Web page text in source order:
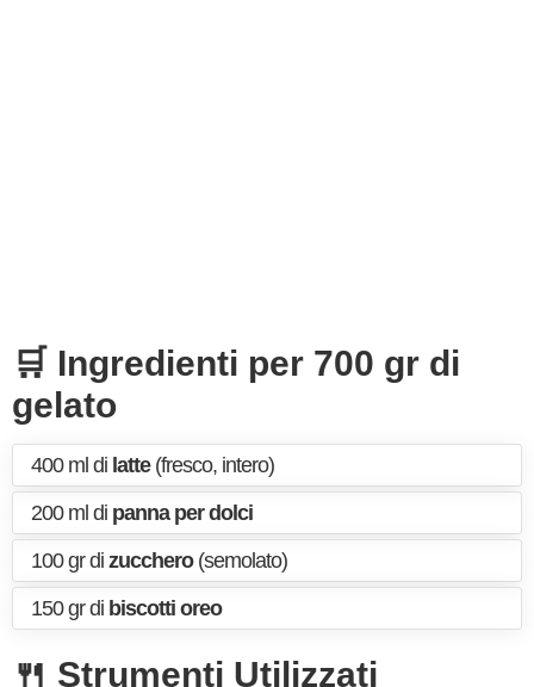
🛒 Ingredienti per 700 gr di
gelato
400 ml di latte(fresco, intero)
200 ml di panna per dolci
100 gr di zucchero(semolato)
150 gr di biscotti oreo
🍴 Strumenti Utilizzati